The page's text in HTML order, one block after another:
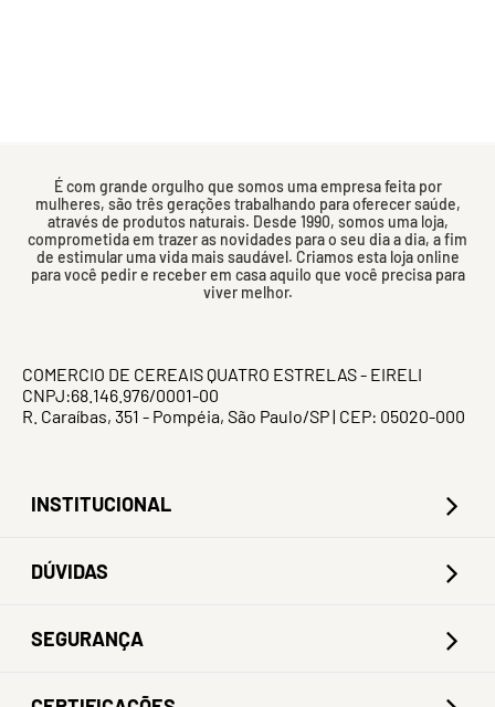
É com grande orgulho que somos uma empresa feita por
mulheres, são três gerações trabalhando para oferecer saúde,
através de produtos naturais. Desde 1990, somos uma loja,
comprometida em trazer as novidades para o seu dia a dia, a fim
de estimular uma vida mais saudável. Criamos esta loja online
para você pedir e receber em casa aquilo que você precisa para
viver melhor.
COMERCIO DE CEREAIS QUATRO ESTRELAS - EIRELI
CNPJ:68.146.976/0001-00
R. Caraíbas, 351 - Pompéia, São Paulo/SP | CEP: 05020-000
INSTITUCIONAL
DÚVIDAS
SEGURANÇA